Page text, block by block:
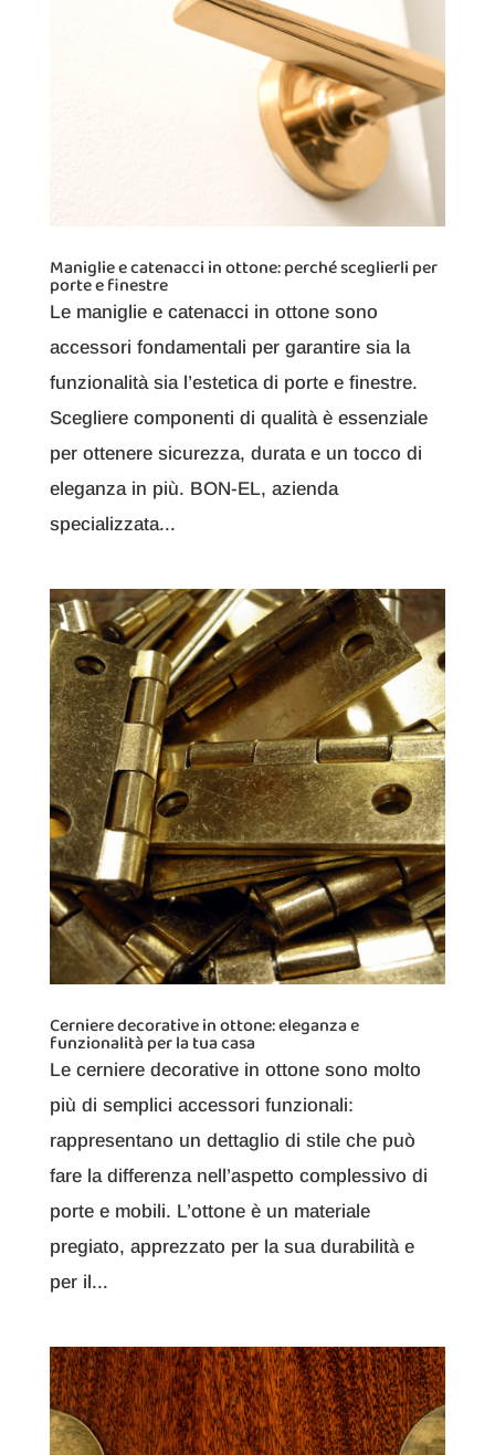
Maniglie e catenacci in ottone: perché sceglierli per
porte e finestre
Le maniglie e catenacci in ottone sono
accessori fondamentali per garantire sia la
funzionalità sia l’estetica di porte e finestre.
Scegliere componenti di qualità è essenziale
per ottenere sicurezza, durata e un tocco di
eleganza in più. BON-EL, azienda
specializzata...
Cerniere decorative in ottone: eleganza e
funzionalità per la tua casa
Le cerniere decorative in ottone sono molto
più di semplici accessori funzionali:
rappresentano un dettaglio di stile che può
fare la differenza nell’aspetto complessivo di
porte e mobili. L’ottone è un materiale
pregiato, apprezzato per la sua durabilità e
per il...